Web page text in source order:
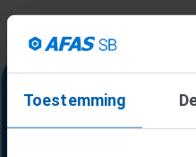
Toestemming